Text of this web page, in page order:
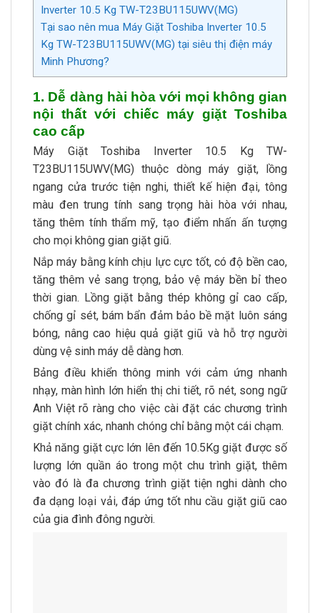
Inverter 10.5 Kg TW-T23BU115UWV(MG)
Tại sao nên mua Máy Giặt Toshiba Inverter 10.5
Kg TW-T23BU115UWV(MG) tại siêu thị điện máy
Minh Phương?
1. Dễ dàng hài hòa với mọi không gian
nội thất với chiếc máy giặt Toshiba
cao cấp
Máy Giặt Toshiba Inverter 10.5 Kg TW-
T23BU115UWV(MG) thuộc dòng máy giặt, lồng
ngang cửa trước tiện nghi, thiết kế hiện đại, tông
màu đen trung tính sang trọng hài hòa với nhau,
tăng thêm tính thẩm mỹ, tạo điểm nhấn ấn tượng
cho mọi không gian giặt giũ.
Nắp máy bằng kính chịu lực cực tốt, có độ bền cao,
tăng thêm vẻ sang trọng, bảo vệ máy bền bỉ theo
thời gian. Lồng giặt bằng thép không gỉ cao cấp,
chống gỉ sét, bám bẩn đảm bảo bề mặt luôn sáng
bóng, nâng cao hiệu quả giặt giũ và hỗ trợ người
dùng vệ sinh máy dễ dàng hơn.
Bảng điều khiển thông minh với cảm ứng nhanh
nhạy, màn hình lớn hiển thị chi tiết, rõ nét, song ngữ
Anh Việt rõ ràng cho việc cài đặt các chương trình
giặt chính xác, nhanh chóng chỉ bằng một cái chạm.
Khả năng giặt cực lớn lên đến 10.5Kg giặt được số
lượng lớn quần áo trong một chu trình giặt, thêm
vào đó là đa chương trình giặt tiện nghi dành cho
đa dạng loại vải, đáp ứng tốt nhu cầu giặt giũ cao
của gia đình đông người.